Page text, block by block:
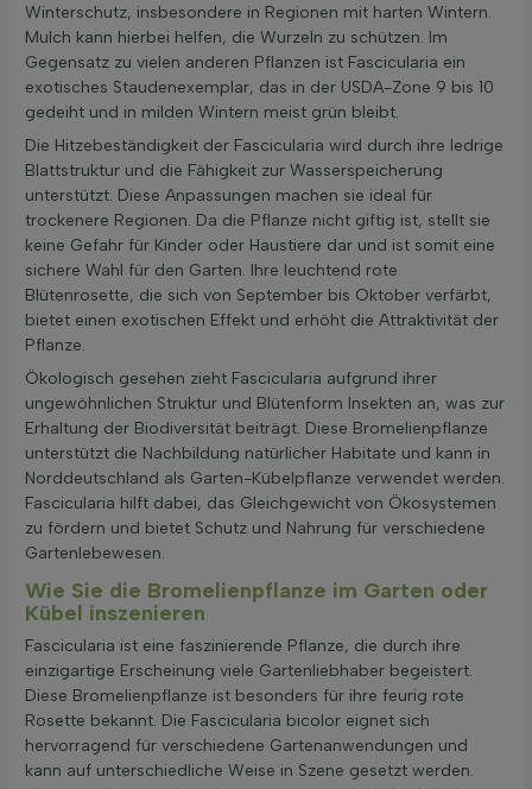
Winterschutz, insbesondere in Regionen mit harten Wintern.
Mulch kann hierbei helfen, die Wurzeln zu schützen. Im
Gegensatz zu vielen anderen Pflanzen ist Fascicularia ein
exotisches Staudenexemplar, das in der USDA-Zone 9 bis 10
gedeiht und in milden Wintern meist grün bleibt.
Die Hitzebeständigkeit der Fascicularia wird durch ihre ledrige
Blattstruktur und die Fähigkeit zur Wasserspeicherung
unterstützt. Diese Anpassungen machen sie ideal für
trockenere Regionen. Da die Pflanze nicht giftig ist, stellt sie
keine Gefahr für Kinder oder Haustiere dar und ist somit eine
sichere Wahl für den Garten. Ihre leuchtend rote
Blütenrosette, die sich von September bis Oktober verfärbt,
bietet einen exotischen Effekt und erhöht die Attraktivität der
Pflanze.
Ökologisch gesehen zieht Fascicularia aufgrund ihrer
ungewöhnlichen Struktur und Blütenform Insekten an, was zur
Erhaltung der Biodiversität beiträgt. Diese Bromelienpflanze
unterstützt die Nachbildung natürlicher Habitate und kann in
Norddeutschland als Garten-Kübelpflanze verwendet werden.
Fascicularia hilft dabei, das Gleichgewicht von Ökosystemen
zu fördern und bietet Schutz und Nahrung für verschiedene
Gartenlebewesen.
Wie Sie die Bromelienpflanze im Garten oder
Kübel inszenieren
Fascicularia ist eine faszinierende Pflanze, die durch ihre
einzigartige Erscheinung viele Gartenliebhaber begeistert.
Diese Bromelienpflanze ist besonders für ihre feurig rote
Rosette bekannt. Die Fascicularia bicolor eignet sich
hervorragend für verschiedene Gartenanwendungen und
kann auf unterschiedliche Weise in Szene gesetzt werden.